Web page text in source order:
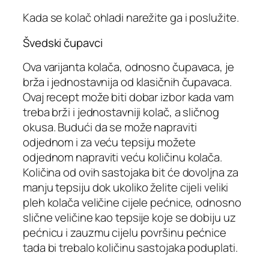
Kada se kolač ohladi narežite ga i poslužite.
Švedski čupavci
Ova varijanta kolača, odnosno čupavaca, je
brža i jednostavnija od klasičnih čupavaca.
Ovaj recept može biti dobar izbor kada vam
treba brži i jednostavniji kolač, a sličnog
okusa. Budući da se može napraviti
odjednom i za veću tepsiju možete
odjednom napraviti veću količinu kolača.
Količina od ovih sastojaka bit će dovoljna za
manju tepsiju dok ukoliko želite cijeli veliki
pleh kolača veličine cijele pećnice, odnosno
slične veličine kao tepsije koje se dobiju uz
pećnicu i zauzmu cijelu površinu pećnice
tada bi trebalo količinu sastojaka poduplati.